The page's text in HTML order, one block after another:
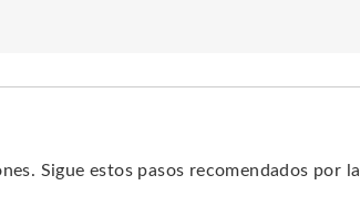
Sigue estos pasos recomendados por la